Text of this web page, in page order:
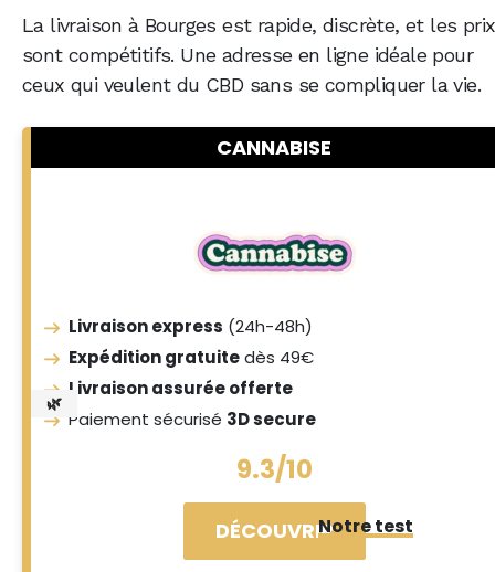
La livraison à Bourges est rapide, discrète, et les prix
sont compétitifs. Une adresse en ligne idéale pour
ceux qui veulent du CBD sans se compliquer la vie.
CANNABISE
Livraison express (24h-48h)
Expédition gratuitedès 49€
Livraison assurée offerte
Paiement sécurisé 3D secure
9.3/10
DÉCOUVRIRNotre test
🌿